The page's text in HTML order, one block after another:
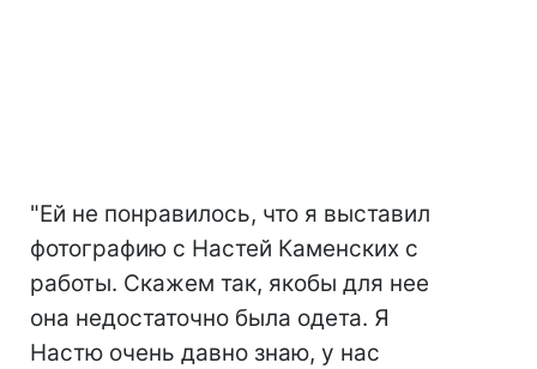
"Ей не понравилось, что я выставил
фотографию с Настей Каменских с
работы. Скажем так, якобы для нее
она недостаточно была одета. Я
Настю очень давно знаю, у нас